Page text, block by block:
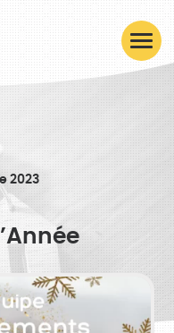
2023